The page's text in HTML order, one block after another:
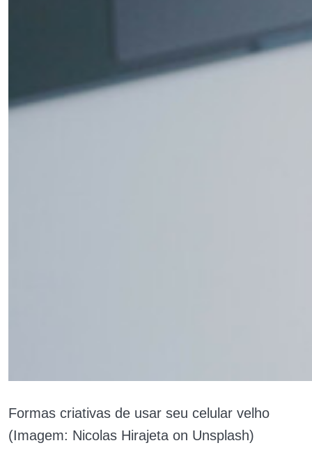
Formas criativas de usar seu celular velho
(Imagem: Nicolas Hirajeta on Unsplash)